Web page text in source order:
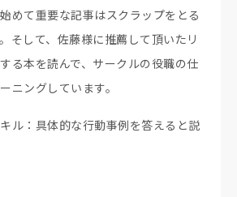
めて重要な記事はスクラップをとる
そして、佐藤様に推薦して頂いたリ
る本を読んで、サークルの役職の仕
ニングしています。
ル：具体的な行動事例を答えると説